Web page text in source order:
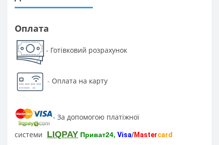
Оплата
- Готівковий розрахунок
- Оплата на карту
- За допомогою платіжної
системи LIQPAY Приват24, Visa/Mastercard